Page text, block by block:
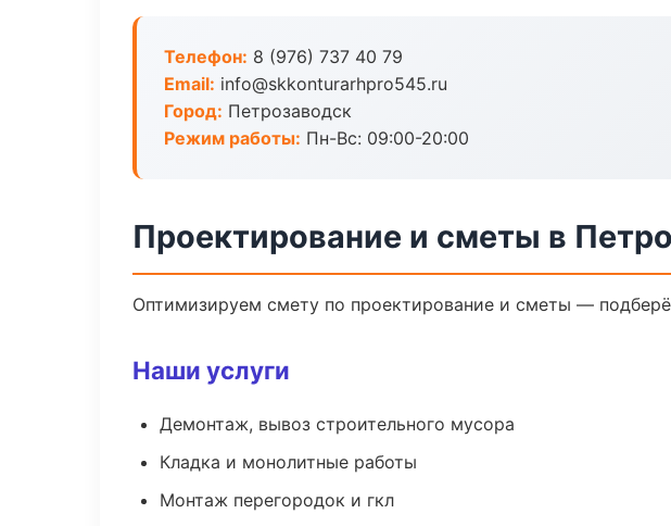
Телефон: 8 (976) 737 40 79
Email: info@skkonturarhpro545.ru
Город: Петрозаводск
Режим работы: Пн-Вс: 09:00-20:00
Проектирование и сметы в
Оптимизируем смету по проектирование и сметы —
Наши услуги
Демонтаж, вывоз строительного мусора
Кладка и монолитные работы
Монтаж перегородок и гкл